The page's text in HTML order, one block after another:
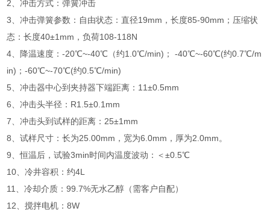
2、冲击方式：弹簧冲击
3、冲击弹簧参数：自由状态：直径19mm，长度85-90mm；压缩状
态：长度40±1mm，负荷108-118N
4、降温速度：-20℃~-40℃（约1.0℃/min)； -40℃~-60℃(约0.7℃/m
in)；-60℃~-70℃(约0.5℃/min)
5、冲击器中心到夹持器下端距离：11±0.5mm
6、冲击头半径：R1.5±0.1mm
7、冲击头到试样的距离：25±1mm
8、试样尺寸：长为25.00mm，宽为6.0mm，厚为2.0mm。
9、恒温后，试验3min时间内温度波动：＜±0.5℃
10、冷井容积：约4L
11、冷却介质：99.7%无水乙醇（需客户自配）
12、搅拌电机：8W